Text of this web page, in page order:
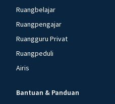
Ruangbelajar
Ruangpengajar
Ruangguru Privat
Ruangpeduli
Airis
Bantuan & Panduan